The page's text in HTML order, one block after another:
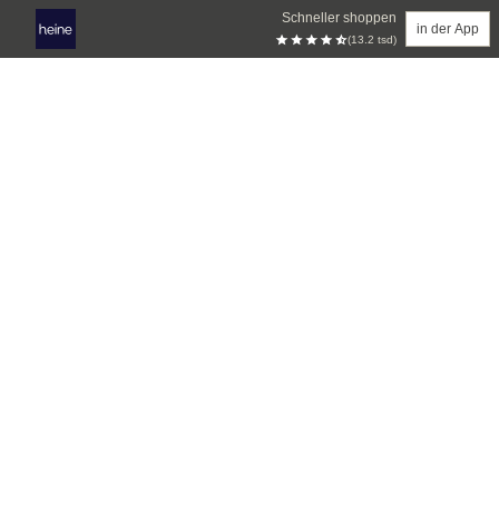
Schneller shoppen
(13.2 tsd)
in der App